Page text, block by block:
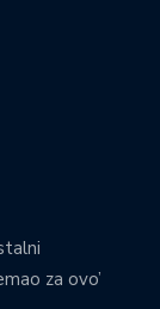
za ovo’